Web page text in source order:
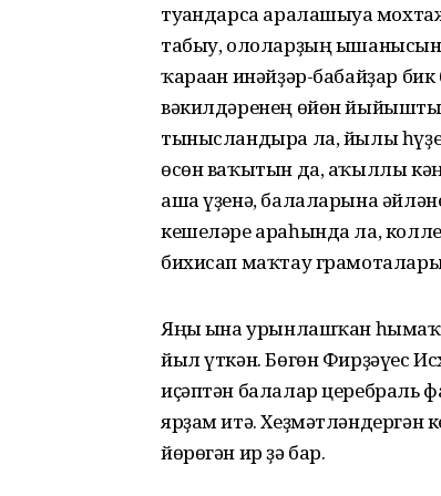
туғандарса аралашыуға
табыу, ололарҙың
ҡараған инәйҙәр-бабайҙар
вәкилдәренең өйөн
тынысландыра ла, йылы
өсөн ваҡытын да, аҡыллы
аша үҙенә, балаларына
кешеләре араһында ла,
бихисап маҡтау
Яңы ғына урынлашҡан һымаҡ
йыл үткән. Бөгөн Фирҙәүес
иҫәптән балалар церебраль
ярҙам итә. Хеҙмәтләндергән
йөрөгән ир ҙә бар.